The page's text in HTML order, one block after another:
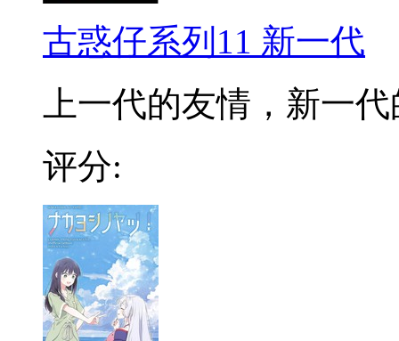
古惑仔系列11 新一代
上一代的友情，新一
评分: